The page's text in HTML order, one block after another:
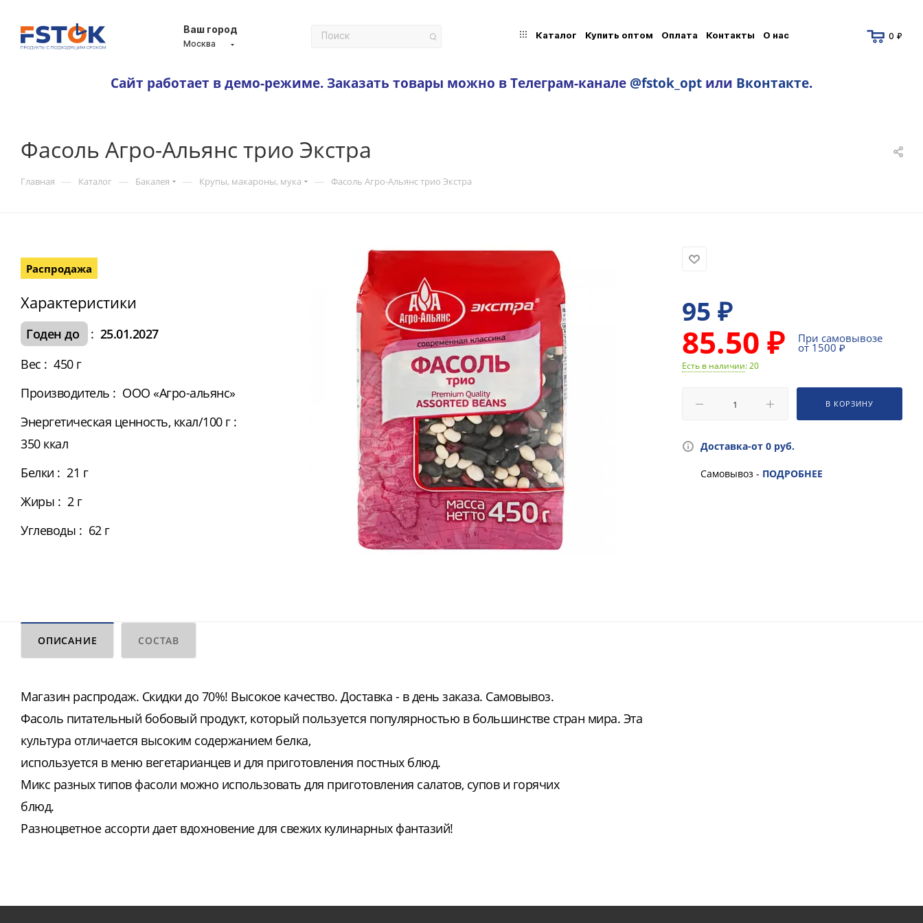
Ваш город
Москва
Каталог Купить оптом Оплата Контакты О нас 0 ₽
Сайт работает в демо-режиме. Заказать товары можно в Телеграм-канале @fstok_opt или Вконтакте.
Фасоль Агро-Альянс трио Экстра
Главная — Каталог — Бакалея — Крупы, макароны, мука — Фасоль Агро-Альянс трио Экстра
Распродажа
Характеристики
Годен до : 25.01.2027
Вес : 450 г
Производитель : ООО «Агро-альянс»
Энергетическая ценность, ккал/100 г :
350 ккал
Белки : 21 г
Жиры : 2 г
Углеводы : 62 г
95 ₽
85.50 ₽ При самовывозе
от 1500 ₽
Есть в наличии: 20
В КОРЗИНУ
Доставка-от 0 руб.
Самовывоз - ПОДРОБНЕЕ
ОПИСАНИЕ СОСТАВ
Магазин распродаж. Скидки до 70%! Высокое качество. Доставка - в день заказа. Самовывоз.
Фасоль питательный бобовый продукт, который пользуется популярностью в большинстве стран мира. Эта
культура отличается высоким содержанием белка,
используется в меню вегетарианцев и для приготовления постных блюд.
Микс разных типов фасоли можно использовать для приготовления салатов, супов и горячих
блюд.
Разноцветное ассорти дает вдохновение для свежих кулинарных фантазий!